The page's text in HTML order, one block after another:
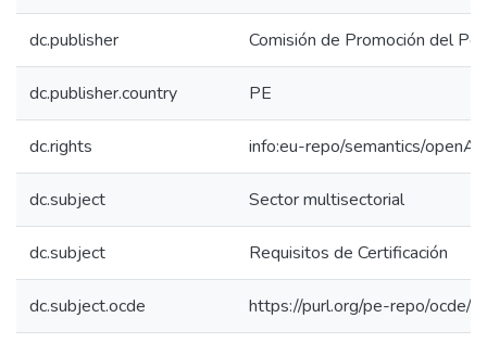
dc.publisher Comisión de Promoción del
dc.publisher.country PE
dc.rights info:eu-repo/semantics/
dc.subject Sector multisectorial
dc.subject Requisitos de Certificación
dc.subject.ocde https://purl.org/pe-repo/ocde/